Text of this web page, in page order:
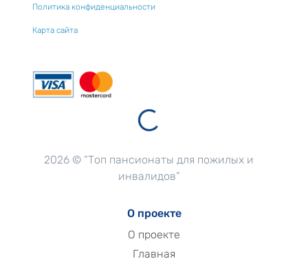
Политика конфиденциальности
Карта сайта
2026 © “Топ пансионаты для пожилых и
инвалидов”
О проекте
О проекте
Главная